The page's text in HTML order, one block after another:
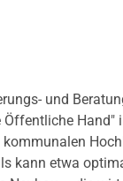
und
Öffentliche Hand"
kann etwa